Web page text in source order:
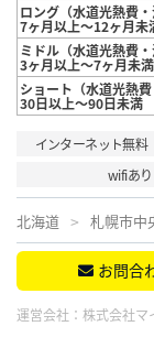
ロング（水道光熱費・
7ヶ月以上～12ヶ月未
ミドル（水道光熱費・
3ヶ月以上～7ヶ月未満
ショート（水道光熱費
30日以上～90日未満
インターネット無料
wifiあり
北海道 札幌市中
お問合
運営会社： 株式会社マ